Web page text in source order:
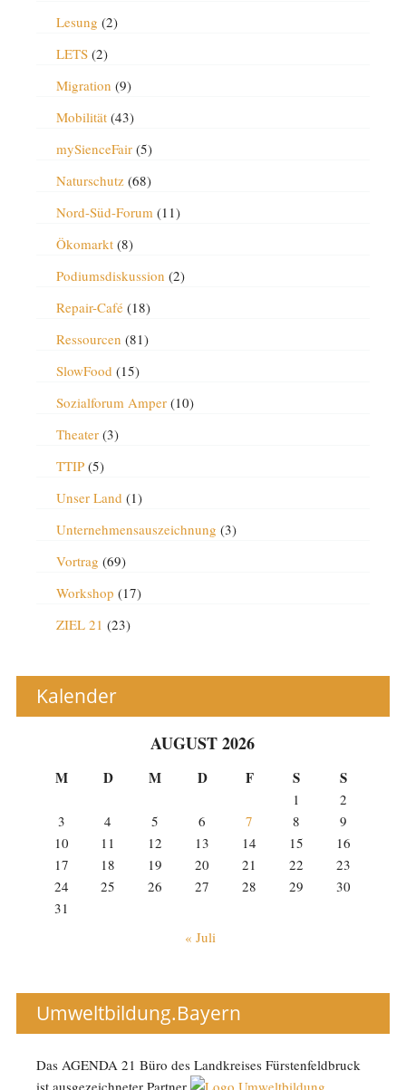
Lesung (2)
LETS(2)
Migration (9)
Mobilität(43)
mySienceFair(5)
Naturschutz(68)
Nord-Süd-Forum (11)
Ökomarkt(8)
Podiumsdiskussion (2)
Repair-Café(18)
Ressourcen (81)
SlowFood (15)
Sozialforum Amper(10)
Theater(3)
TTIP(5)
Unser Land (1)
Unternehmensauszeichnung (3)
Vortrag (69)
Workshop (17)
ZIEL 21 (23)
Kalender
AUGUST 2026
M D M D F S S
1
2
3
4 5 6 7 8
9
10
11 12 13 14 15
16
17
18 19 20 21 22
23
24
25 26 27 28 29
30
31
« Juli
Umweltbildung.Bayern
Das AGENDA 21 Büro des Landkreises Fürstenfeldbruck
ist ausgezeichneter Partner